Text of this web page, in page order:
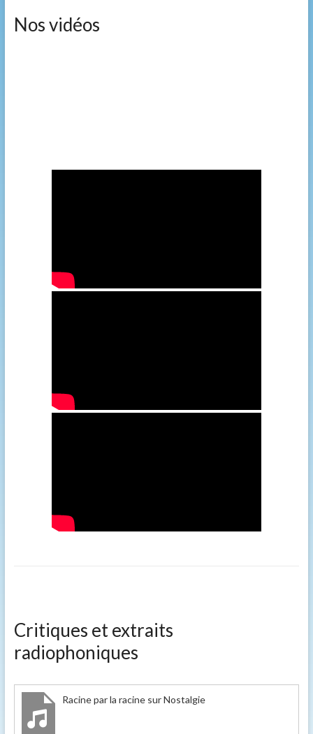
Nos vidéos
Critiques et extraits
radiophoniques
Racine par la racine sur Nostalgie